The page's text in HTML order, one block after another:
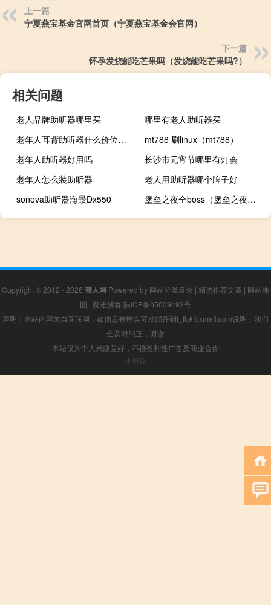
上一篇
宁夏燕宝基金官网首页（宁夏燕宝基金会官网）
下一篇
怀孕发烧能吃芒果吗（发烧能吃芒果吗?）
相关问题
老人品牌助听器哪里买
哪里有老人助听器买
老年人耳背助听器什么价位的适用
mt788 刷linux（mt788）
老年人助听器好用吗
长沙市元宵节哪里有灯会
老年人怎么装助听器
老人用助听器哪个牌子好
sonova助听器海景Dx550
堡垒之夜全boss（堡垒之夜明星伊沃克人是最新的Twitch流光视频切换到混合器）
Copyright © 2012 - 2026 聋人网 Powered by 网站分类目录 | 精选推荐文章 | 网站地
图 | 疑难解答 陕ICP备05009492号
声明：本站内容来自互联网，如信息有错误可发邮件到f_fb#foxmail.com说明，我们
会及时纠正，谢谢
本站仅为个人兴趣爱好，不接盈利性广告及商业合作
小男孩